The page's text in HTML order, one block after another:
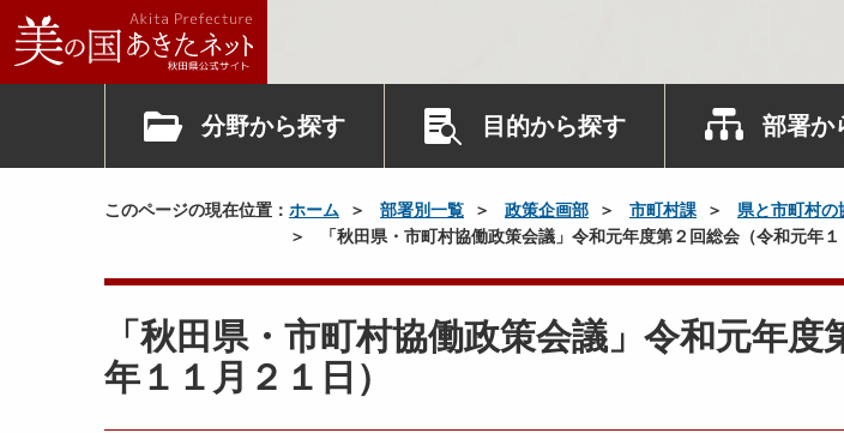
分野から探す 目的から探す 部署か
このページの現在位置： ホーム 部署別一覧 政策企画部 市町村課 県と市町村の
「秋田県・市町村協働政策会議」令和元年度第２回総会（令和元年１
「秋田県・市町村協働政策会議」令和元年
年１１月２１日）